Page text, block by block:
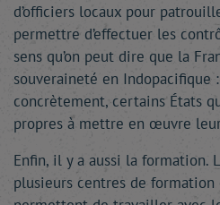
d’officiers locaux pour
permettre d’effectuer les
sens qu’on peut dire que la
souveraineté en Indopacifique
concrètement, certains États
propres à mettre en œuvre
Enfin, il y a aussi la formation.
plusieurs centres de